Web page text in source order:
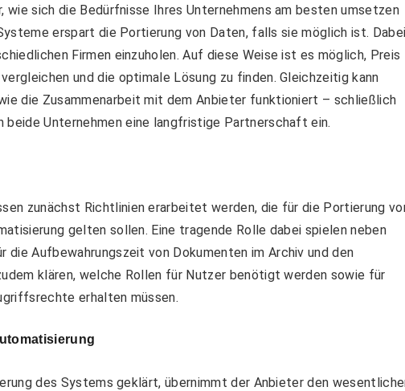
sich die Bedürfnisse Ihres Unternehmens am besten umsetzen
erspart die Portierung von Daten, falls sie möglich ist.
Firmen einzuholen. Auf diese Weise ist es möglich, Preis
und die optimale Lösung zu finden. Gleichzeitig kann
die Zusammenarbeit mit dem Anbieter funktioniert – schließlich
Unternehmen eine langfristige Partnerschaft ein.
zunächst Richtlinien erarbeitet werden, die für die Portierung
gelten sollen. Eine tragende Rolle dabei spielen neben
Aufbewahrungszeit von Dokumenten im Archiv und den
klären, welche Rollen für Nutzer benötigt werden sowie für
erhalten müssen.
des Systems geklärt, übernimmt der Anbieter den